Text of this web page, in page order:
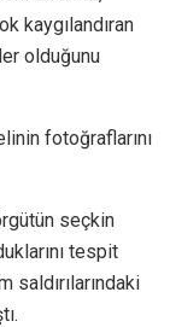
kaygılandıran
olduğunu
fotoğraflarını
seçkin
tespit